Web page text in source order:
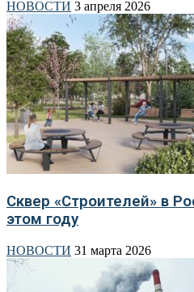
НОВОСТИ 3 апреля 2026
Сквер «Строителей» в
этом году
НОВОСТИ 31 марта 2026